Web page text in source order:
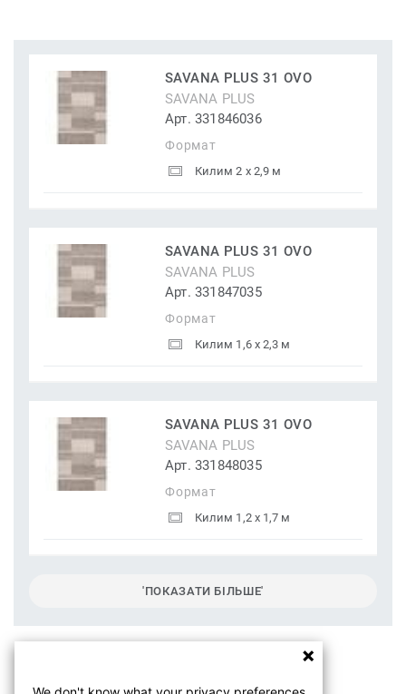
SAVANA PLUS 31 OVO
SAVANA PLUS
Арт. 331846036
Формат
Килим 2 x 2,9 м
SAVANA PLUS 31 OVO
SAVANA PLUS
Арт. 331847035
Формат
Килим 1,6 x 2,3 м
SAVANA PLUS 31 OVO
SAVANA PLUS
Арт. 331848035
Формат
Килим 1,2 x 1,7 м
'ПОКАЗАТИ БІЛЬШЕ'